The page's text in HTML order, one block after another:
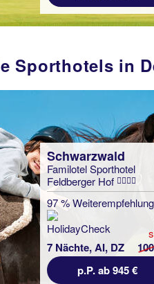
Sporthotels in
Schwarzwald
Familotel Sporthotel
Feldberger Hof
97 % Weiterempfehlung
7 Nächte, AI, DZ
p.P. ab 945 €